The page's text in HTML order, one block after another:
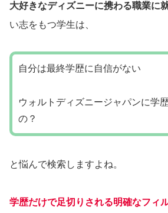
大好きなディズニーに携わる職業に
い志をもつ学生は、
自分は最終学歴に自信がない
ウォルトディズニージャパンに学
の？
と悩んで検索しますよね。
学歴だけで足切りされる明確なフィ